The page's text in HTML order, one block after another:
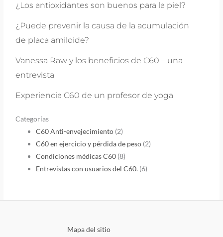
¿Los antioxidantes son buenos para la piel?
¿Puede prevenir la causa de la acumulación
de placa amiloide?
Vanessa Raw y los beneficios de C60 – una
entrevista
Experiencia C60 de un profesor de yoga
Categorías
C60 Anti-envejecimiento (2)
C60 en ejercicio y pérdida de peso (2)
Condiciones médicas C60 (8)
Entrevistas con usuarios del C60. (6)
Mapa del sitio